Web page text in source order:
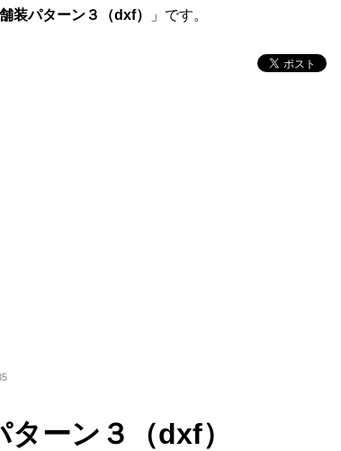
装パターン３（dxf） 」です。
ーン３（dxf）